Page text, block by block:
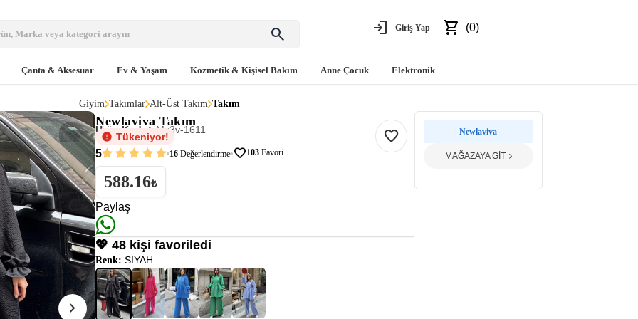
search login Giriş Yap shopping_cart (0)
Çanta & Aksesuar Ev & Yaşam Kozmetik & Kişisel Bakım Anne Çocuk Elektronik
Giyim Takımlar Alt-Üst Takım Takım
chevron_right
Newlaviva Takım
Ürün Kodu: Mx3v-1611
Tükeniyor!
5 16Değerlendirme favorite103 Favori
588.16₺
favorite
Paylaş
💖 48 kişi favoriledi
Renk: SIYAH
Newlaviva
MAĞAZAYA GİT